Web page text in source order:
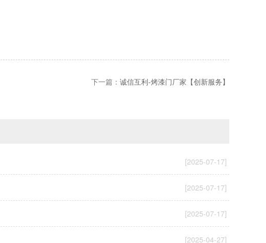
下一篇： 诚信互利-烤漆门厂家【创新服务】
[2025-07-17]
[2025-07-17]
[2025-07-17]
[2025-04-27]